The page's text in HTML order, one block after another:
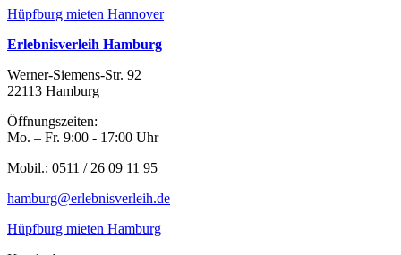
Hüpfburg mieten Hannover
Erlebnisverleih Hamburg
Werner-Siemens-Str. 92
22113 Hamburg
Öffnungszeiten:
Mo. – Fr. 9:00 - 17:00 Uhr
Mobil.: 0511 / 26 09 11 95
hamburg@erlebnisverleih.de
Hüpfburg mieten Hamburg